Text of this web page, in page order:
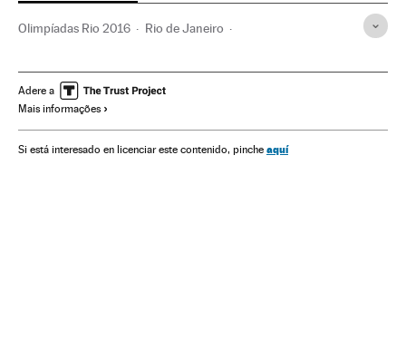
Olimpíadas Rio 2016 Rio de Janeiro
Vela Brasil Esportes aquáticos
América do Sul
Espanha
Adere a
Mais informações
Si está interesado en licenciar este contenido, pinche aquí